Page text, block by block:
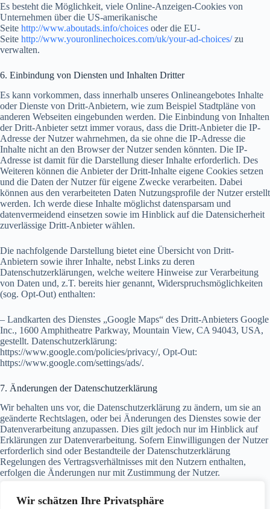
Wir schätzen Ihre Privatsphäre
Es besteht die Möglichkeit, viele Online-Anzeigen-Cookies von
Unternehmen über die US-amerikanische
Seite http://www.aboutads.info/choices oder die EU-
Seite http://www.youronlinechoices.com/uk/your-ad-choices/zu
verwalten.
6. Einbindung von Diensten und Inhalten Dritter
Es kann vorkommen, dass innerhalb unseres Onlineangebotes Inhalte
oder Dienste von Dritt-Anbietern, wie zum Beispiel Stadtpläne von
anderen Webseiten eingebunden werden. Die Einbindung von Inhalten
der Dritt-Anbieter setzt immer voraus, dass die Dritt-Anbieter die IP-
Adresse der Nutzer wahrnehmen, da sie ohne die IP-Adresse die
Inhalte nicht an den Browser der Nutzer senden könnten. Die IP-
Adresse ist damit für die Darstellung dieser Inhalte erforderlich. Des
Weiteren können die Anbieter der Dritt-Inhalte eigene Cookies setzen
und die Daten der Nutzer für eigene Zwecke verarbeiten. Dabei
können aus den verarbeiteten Daten Nutzungsprofile der Nutzer erstellt
werden. Ich werde diese Inhalte möglichst datensparsam und
datenvermeidend einsetzen sowie im Hinblick auf die Datensicherheit
zuverlässige Dritt-Anbieter wählen.
Die nachfolgende Darstellung bietet eine Übersicht von Dritt-
Anbietern sowie ihrer Inhalte, nebst Links zu deren
Datenschutzerklärungen, welche weitere Hinweise zur Verarbeitung
von Daten und, z.T. bereits hier genannt, Widerspruchsmöglichkeiten
(sog. Opt-Out) enthalten:
– Landkarten des Dienstes „Google Maps“ des Dritt-Anbieters Google
Inc., 1600 Amphitheatre Parkway, Mountain View, CA 94043, USA,
gestellt. Datenschutzerklärung:
https://www.google.com/policies/privacy/, Opt-Out:
https://www.google.com/settings/ads/.
7. Änderungen der Datenschutzerklärung
Wir behalten uns vor, die Datenschutzerklärung zu ändern, um sie an
geänderte Rechtslagen, oder bei Änderungen des Dienstes sowie der
Datenverarbeitung anzupassen. Dies gilt jedoch nur im Hinblick auf
Erklärungen zur Datenverarbeitung. Sofern Einwilligungen der Nutzer
erforderlich sind oder Bestandteile der Datenschutzerklärung
Regelungen des Vertragsverhältnisses mit den Nutzern enthalten,
erfolgen die Änderungen nur mit Zustimmung der Nutzer.
Die Nutzer werden gebeten sich regelmäßig über den Inhalt der